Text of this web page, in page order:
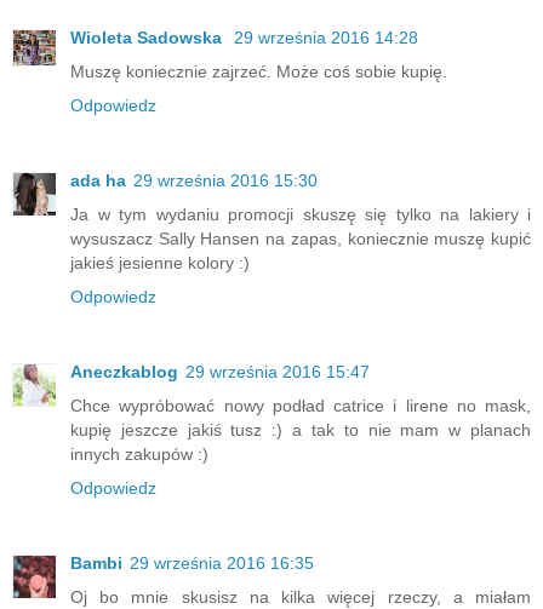
Wioleta Sadowska
29 września 2016 14:28
Muszę koniecznie zajrzeć. Może coś sobie kupię.
Odpowiedz
ada ha 29 września 2016 15:30
Ja w tym wydaniu promocji skuszę się tylko na lakiery i
wysuszacz Sally Hansen na zapas, koniecznie muszę kupić
jakieś jesienne kolory :)
Odpowiedz
Aneczkablog 29 września 2016 15:47
Chce wypróbować nowy podład catrice i lirene no mask,
kupię jeszcze jakiś tusz :) a tak to nie mam w planach
innych zakupów :)
Odpowiedz
Bambi 29 września 2016 16:35
Oj bo mnie skusisz na kilka więcej rzeczy, a miałam